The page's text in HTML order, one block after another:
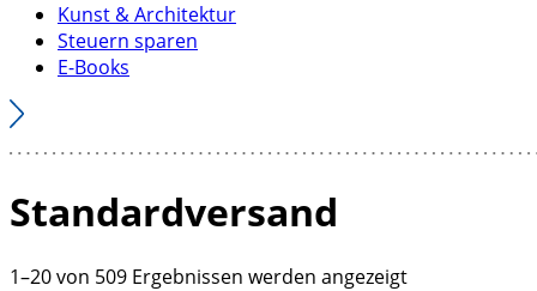
Kunst & Architektur
Steuern sparen
E-Books
Standardversand
1–20 von 509 Ergebnissen werden angezeigt